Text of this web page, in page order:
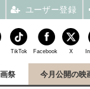
祭 今月公開の映
TikTok Facebook X
ユーザー登録